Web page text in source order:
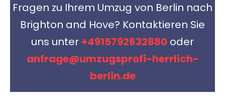
Fragen zu Ihrem Umzug von Berlin nach
Brighton and Hove? Kontaktieren Sie
uns unter +4915792632880 oder
anfrage@umzugsprofi-herrlich-
berlin.de